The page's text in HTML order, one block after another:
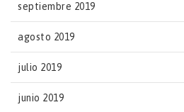
septiembre 2019
agosto 2019
julio 2019
junio 2019